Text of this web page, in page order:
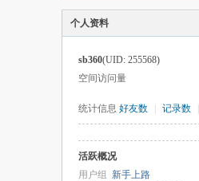
个人资料
sb360(UID: 255568)
空间访问量
统计信息 好友数 记录数
活跃概况
用户组 新手上路